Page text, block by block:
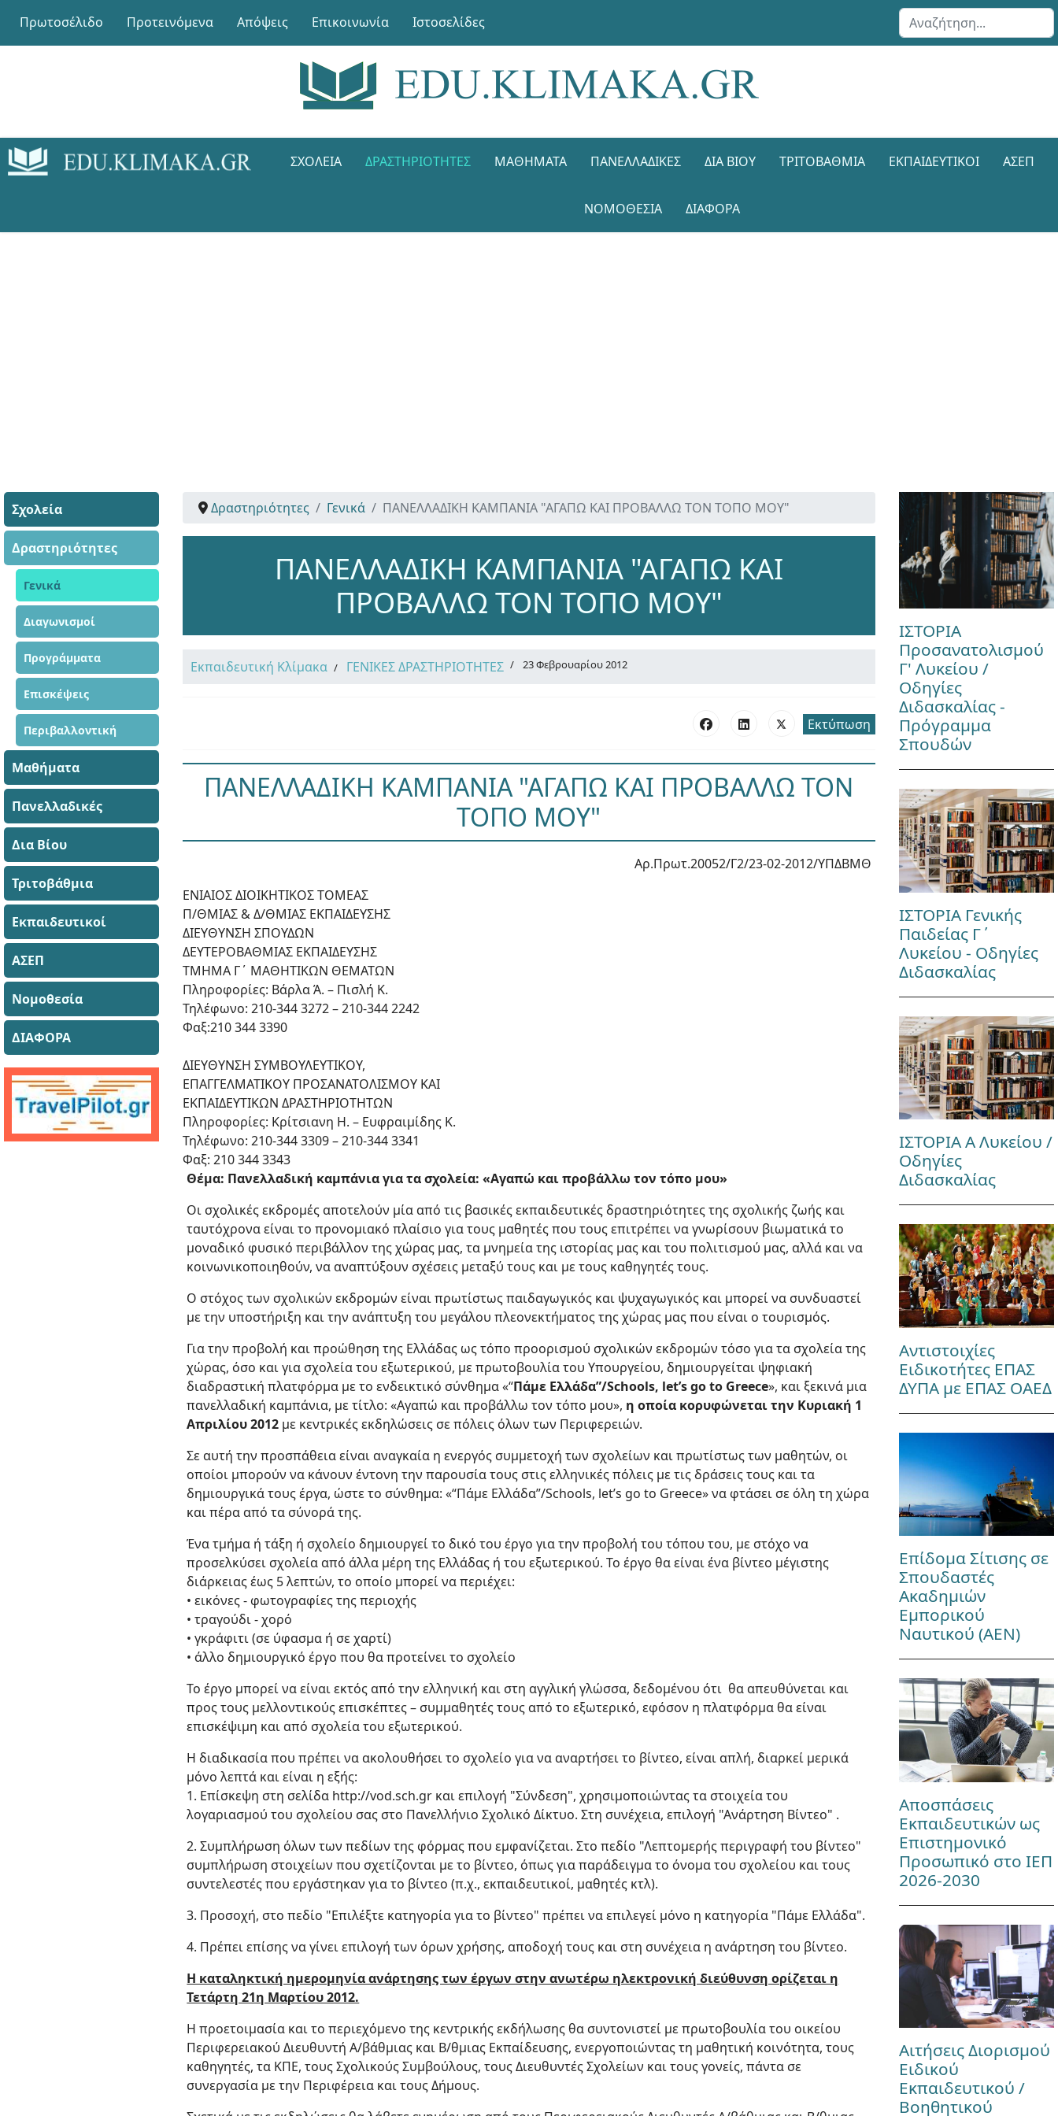
Πρωτοσέλιδο Προτεινόμενα Απόψεις Επικοινωνία Ιστοσελίδες Αναζήτηση...
ΣΧΟΛΕΊΑ ΔΡΑΣΤΗΡΙΌΤΗΤΕΣ ΜΑΘΉΜΑΤΑ ΠΑΝΕΛΛΑΔΙΚΈΣ ΔΙΑ ΒΊΟΥ ΤΡΙΤΟΒΆΘΜΙΑ ΕΚΠΑΙΔΕΥΤΙΚΟΊ ΑΣΕΠ
ΝΟΜΟΘΕΣΊΑ ΔΙΑΦΟΡΑ
Σχολεία
Δραστηριότητες
Γενικά
Διαγωνισμοί
Προγράμματα
Επισκέψεις
Περιβαλλοντική
Μαθήματα
Πανελλαδικές
Δια Βίου
Τριτοβάθμια
Εκπαιδευτικοί
ΑΣΕΠ
Νομοθεσία
ΔΙΑΦΟΡΑ
Δραστηριότητες Γενικά ΠΑΝΕΛΛΑΔΙΚΗ ΚΑΜΠΑΝΙΑ "ΑΓΑΠΩ ΚΑΙ ΠΡΟΒΑΛΛΩ ΤΟΝ ΤΟΠΟ ΜΟΥ"
ΠΑΝΕΛΛΑΔΙΚΗ ΚΑΜΠΑΝΙΑ "ΑΓΑΠΩ ΚΑΙ
ΠΡΟΒΑΛΛΩ ΤΟΝ ΤΟΠΟ ΜΟΥ"
Εκπαιδευτική Κλίμακα ΓΕΝΙΚΕΣ ΔΡΑΣΤΗΡΙΟΤΗΤΕΣ 23 Φεβρουαρίου 2012
Εκτύπωση
ΠΑΝΕΛΛΑΔΙΚΗ ΚΑΜΠΑΝΙΑ "ΑΓΑΠΩ ΚΑΙ ΠΡΟΒΑΛΛΩ ΤΟΝ
ΤΟΠΟ ΜΟΥ"
Αρ.Πρωτ.20052/Γ2/23-02-2012/ΥΠΔΒΜΘ
ΕΝΙΑΙΟΣ ΔΙΟΙΚΗΤΙΚΟΣ ΤΟΜΕΑΣ
Π/ΘΜΙΑΣ & Δ/ΘΜΙΑΣ ΕΚΠΑΙΔΕΥΣΗΣ
ΔΙΕΥΘΥΝΣΗ ΣΠΟΥΔΩΝ
ΔΕΥΤΕΡΟΒΑΘΜΙΑΣ ΕΚΠΑΙΔΕΥΣΗΣ
ΤΜΗΜΑ Γ΄ ΜΑΘΗΤΙΚΩΝ ΘΕΜΑΤΩΝ
Πληροφορίες: Βάρλα Ά. – Πισλή Κ.
Τηλέφωνο: 210-344 3272 – 210-344 2242
Φαξ:210 344 3390
ΔΙΕΥΘΥΝΣΗ ΣΥΜΒΟΥΛΕΥΤΙΚΟΥ,
ΕΠΑΓΓΕΛΜΑΤΙΚΟΥ ΠΡΟΣΑΝΑΤΟΛΙΣΜΟΥ ΚΑΙ
ΕΚΠΑΙΔΕΥΤΙΚΩΝ ΔΡΑΣΤΗΡΙΟΤΗΤΩΝ
Πληροφορίες: Κρίτσιανη Η. – Ευφραιμίδης K.
Τηλέφωνο: 210-344 3309 – 210-344 3341
Φαξ: 210 344 3343
Θέμα: Πανελλαδική καμπάνια για τα σχολεία: «Αγαπώ και προβάλλω τον τόπο μου»
Οι σχολικές εκδρομές αποτελούν μία από τις βασικές εκπαιδευτικές δραστηριότητες της σχολικής ζωής και
ταυτόχρονα είναι το προνομιακό πλαίσιο για τους μαθητές που τους επιτρέπει να γνωρίσουν βιωματικά το
μοναδικό φυσικό περιβάλλον της χώρας μας, τα μνημεία της ιστορίας μας και του πολιτισμού μας, αλλά και να
κοινωνικοποιηθούν, να αναπτύξουν σχέσεις μεταξύ τους και με τους καθηγητές τους.
Ο στόχος των σχολικών εκδρομών είναι πρωτίστως παιδαγωγικός και ψυχαγωγικός και μπορεί να συνδυαστεί
με την υποστήριξη και την ανάπτυξη του μεγάλου πλεονεκτήματος της χώρας μας που είναι ο τουρισμός.
Για την προβολή και προώθηση της Ελλάδας ως τόπο προορισμού σχολικών εκδρομών τόσο για τα σχολεία της
χώρας, όσο και για σχολεία του εξωτερικού, με πρωτοβουλία του Υπουργείου, δημιουργείται ψηφιακή
διαδραστική πλατφόρμα με το ενδεικτικό σύνθημα «“Πάμε Ελλάδα”/Schools, let’s go to Greece», και ξεκινά μια
πανελλαδική καμπάνια, με τίτλο: «Αγαπώ και προβάλλω τον τόπο μου», η οποία κορυφώνεται την Κυριακή 1
Απριλίου 2012 με κεντρικές εκδηλώσεις σε πόλεις όλων των Περιφερειών.
Σε αυτή την προσπάθεια είναι αναγκαία η ενεργός συμμετοχή των σχολείων και πρωτίστως των μαθητών, οι
οποίοι μπορούν να κάνουν έντονη την παρουσία τους στις ελληνικές πόλεις με τις δράσεις τους και τα
δημιουργικά τους έργα, ώστε το σύνθημα: «“Πάμε Ελλάδα”/Schools, let’s go to Greece» να φτάσει σε όλη τη χώρα
και πέρα από τα σύνορά της.
Ένα τμήμα ή τάξη ή σχολείο δημιουργεί το δικό του έργο για την προβολή του τόπου του, με στόχο να
προσελκύσει σχολεία από άλλα μέρη της Ελλάδας ή του εξωτερικού. Το έργο θα είναι ένα βίντεο μέγιστης
διάρκειας έως 5 λεπτών, το οποίο μπορεί να περιέχει:
• εικόνες - φωτογραφίες της περιοχής
• τραγούδι - χορό
• γκράφιτι (σε ύφασμα ή σε χαρτί)
• άλλο δημιουργικό έργο που θα προτείνει το σχολείο
Το έργο μπορεί να είναι εκτός από την ελληνική και στη αγγλική γλώσσα, δεδομένου ότι θα απευθύνεται και
προς τους μελλοντικούς επισκέπτες – συμμαθητές τους από το εξωτερικό, εφόσον η πλατφόρμα θα είναι
επισκέψιμη και από σχολεία του εξωτερικού.
Η διαδικασία που πρέπει να ακολουθήσει το σχολείο για να αναρτήσει το βίντεο, είναι απλή, διαρκεί μερικά
μόνο λεπτά και είναι η εξής:
1. Επίσκεψη στη σελίδα http://vod.sch.gr και επιλογή "Σύνδεση", χρησιμοποιώντας τα στοιχεία του
λογαριασμού του σχολείου σας στο Πανελλήνιο Σχολικό Δίκτυο. Στη συνέχεια, επιλογή "Ανάρτηση Βίντεο" .
2. Συμπλήρωση όλων των πεδίων της φόρμας που εμφανίζεται. Στο πεδίο "Λεπτομερής περιγραφή του βίντεο"
συμπλήρωση στοιχείων που σχετίζονται με το βίντεο, όπως για παράδειγμα το όνομα του σχολείου και τους
συντελεστές που εργάστηκαν για το βίντεο (π.χ., εκπαιδευτικοί, μαθητές κτλ).
3. Προσοχή, στο πεδίο "Επιλέξτε κατηγορία για το βίντεο" πρέπει να επιλεγεί μόνο η κατηγορία "Πάμε Ελλάδα".
4. Πρέπει επίσης να γίνει επιλογή των όρων χρήσης, αποδοχή τους και στη συνέχεια η ανάρτηση του βίντεο.
Η καταληκτική ημερομηνία ανάρτησης των έργων στην ανωτέρω ηλεκτρονική διεύθυνση ορίζεται η
Τετάρτη 21η Μαρτίου 2012.
Η προετοιμασία και το περιεχόμενο της κεντρικής εκδήλωσης θα συντονιστεί με πρωτοβουλία του οικείου
Περιφερειακού Διευθυντή Α/βάθμιας και Β/θμιας Εκπαίδευσης, ενεργοποιώντας τη μαθητική κοινότητα, τους
καθηγητές, τα ΚΠΕ, τους Σχολικούς Συμβούλους, τους Διευθυντές Σχολείων και τους γονείς, πάντα σε
συνεργασία με την Περιφέρεια και τους Δήμους.
ΙΣΤΟΡΙΑ
Προσανατολισμού
Γ' Λυκείου /
Οδηγίες
Διδασκαλίας -
Πρόγραμμα
Σπουδών
ΙΣΤΟΡΙΑ Γενικής
Παιδείας Γ΄
Λυκείου - Οδηγίες
Διδασκαλίας
ΙΣΤΟΡΙΑ Α Λυκείου /
Οδηγίες
Διδασκαλίας
Αντιστοιχίες
Ειδικοτήτες ΕΠΑΣ
ΔΥΠΑ με ΕΠΑΣ ΟΑΕΔ
Επίδομα Σίτισης σε
Σπουδαστές
Ακαδημιών
Εμπορικού
Ναυτικού (ΑΕΝ)
Αποσπάσεις
Εκπαιδευτικών ως
Επιστημονικό
Προσωπικό στο ΙΕΠ
2026-2030
Αιτήσεις Διορισμού
Ειδικού
Εκπαιδευτικού /
Βοηθητικού